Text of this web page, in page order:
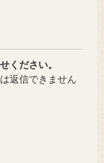
ください。
返信できません